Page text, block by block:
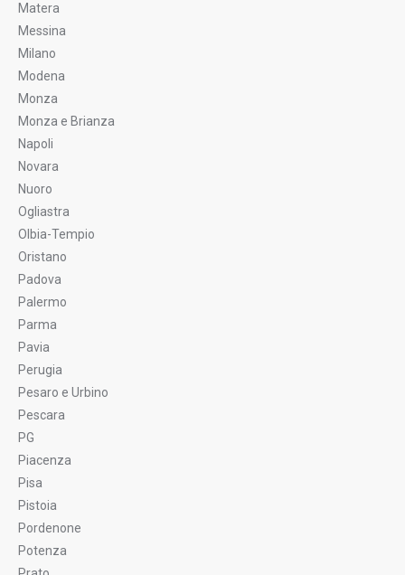
Matera
Messina
Milano
Modena
Monza
Monza e Brianza
Napoli
Novara
Nuoro
Ogliastra
Olbia-Tempio
Oristano
Padova
Palermo
Parma
Pavia
Perugia
Pesaro e Urbino
Pescara
PG
Piacenza
Pisa
Pistoia
Pordenone
Potenza